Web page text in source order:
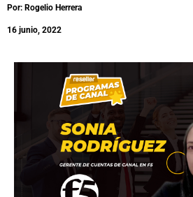
Por: Rogelio Herrera
16 junio, 2022